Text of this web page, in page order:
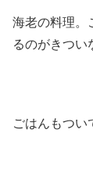
海老の料理。
るのがきつい
ごはんもつい